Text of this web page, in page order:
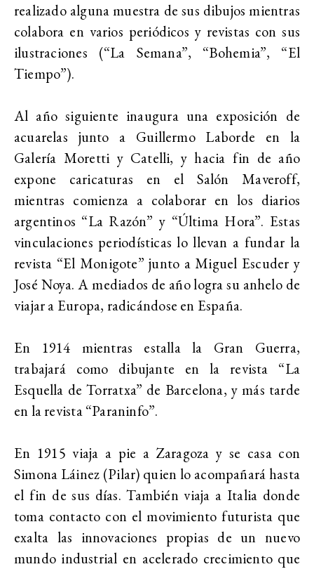
realizado alguna muestra de sus dibujos mientras
colabora en varios periódicos y revistas con sus
ilustraciones (“La Semana”, “Bohemia”, “El
Tiempo”).
Al año siguiente inaugura una exposición de
acuarelas junto a Guillermo Laborde en la
Galería Moretti y Catelli, y hacia fin de año
expone caricaturas en el Salón Maveroff,
mientras comienza a colaborar en los diarios
argentinos “La Razón” y “Última Hora”. Estas
vinculaciones periodísticas lo llevan a fundar la
revista “El Monigote” junto a Miguel Escuder y
José Noya. A mediados de año logra su anhelo de
viajar a Europa, radicándose en España.
En 1914 mientras estalla la Gran Guerra,
trabajará como dibujante en la revista “La
Esquella de Torratxa” de Barcelona, y más tarde
en la revista “Paraninfo”.
En 1915 viaja a pie a Zaragoza y se casa con
Simona Láinez (Pilar) quien lo acompañará hasta
el fin de sus días. También viaja a Italia donde
toma contacto con el movimiento futurista que
exalta las innovaciones propias de un nuevo
mundo industrial en acelerado crecimiento que